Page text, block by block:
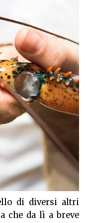
di diversi altri
che da lì a breve